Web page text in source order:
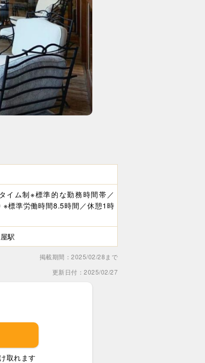
イム制※標準的な勤務時間帯／
標準労働時間8.5時間／休憩1時
駅
掲載期間：2025/02/28まで
更新日付：2025/02/27
取れます